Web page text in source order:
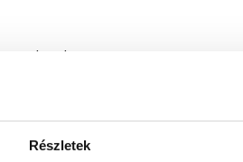
Részletek
emberek
nem
egy
politikus.